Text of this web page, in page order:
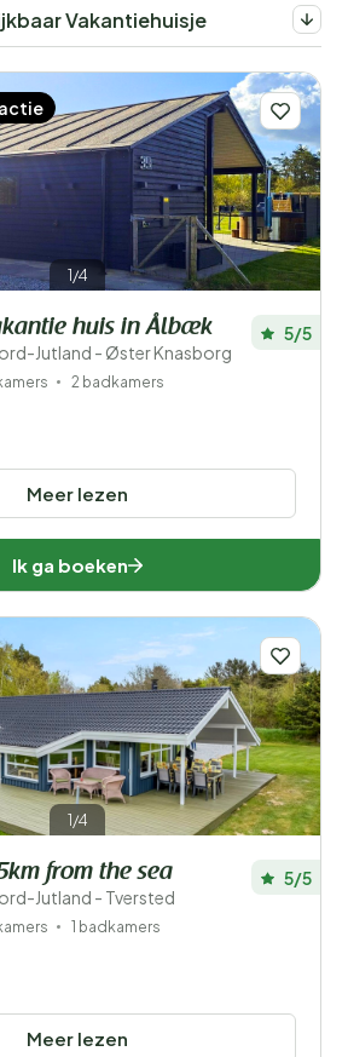
Vakantiehuisje
1/4
huis in Ålbæk
Jutland - Øster Knasborg
5/5
2 badkamers
Meer lezen
Ik ga boeken
1/4
from the sea
Jutland - Tversted
5/5
1 badkamers
Meer lezen